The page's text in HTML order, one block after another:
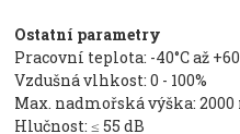
Ostatní parametry
Pracovní teplota: -40°C až
Vzdušná vlhkost: 0 - 100%
Max. nadmořská výška: 2000
Hlučnost: ≤ 55 dB